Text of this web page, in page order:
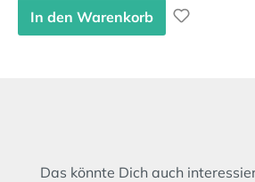
In den Warenkorb
Produktgalerie überspringen
Das könnte Dich auch